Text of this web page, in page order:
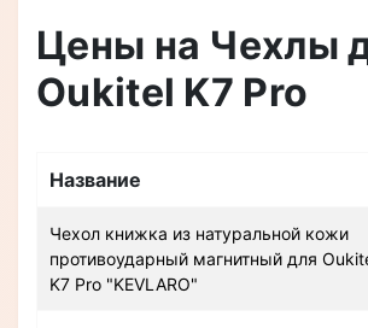
Цены на Чехлы
Oukitel K7 Pro
Название
Чехол книжка из натуральной кожи
противоударный магнитный для
K7 Pro "KEVLARO"